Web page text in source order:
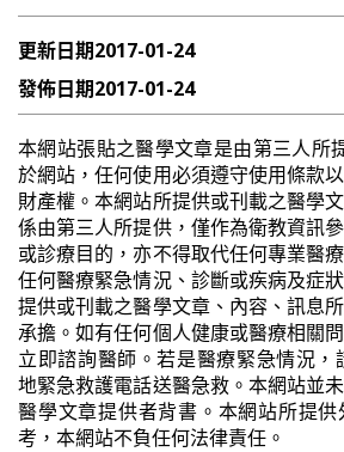
更新日期2017-01-24
發佈日期2017-01-24
本網站張貼之醫學文章是由第三人所
於網站，任何使用必須遵守使用條款
財產權。本網站所提供或刊載之醫學
係由第三人所提供，僅作為衛教資訊
或診療目的，亦不得取代任何專業醫
任何醫療緊急情況、診斷或疾病及症
提供或刊載之醫學文章、內容、訊息
承擔。如有任何個人健康或醫療相關
立即諮詢醫師。若是醫療緊急情況，
地緊急救護電話送醫急救。本網站並
醫學文章提供者背書。本網站所提
考，本網站不負任何法律責任。